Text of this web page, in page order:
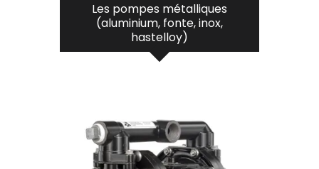
Les pompes métalliques
(aluminium, fonte, inox,
hastelloy)